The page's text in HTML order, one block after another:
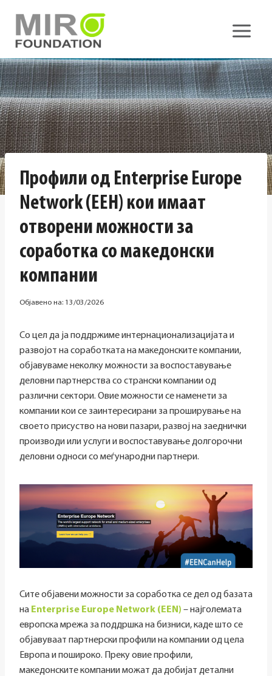
content
Профили од Enterprise Europe
Network (ЕЕН) кои имаат
отворени можности за
соработка со македонски
компании
Објавено на: 13/03/2026
Со цел да ја поддржиме интернационализацијата и
развојот на соработката на македонските компании,
објавуваме неколку можности за воспоставување
деловни партнерства со странски компании од
различни сектори. Овие можности се наменети за
компании кои се заинтересирани за проширување на
своето присуство на нови пазари, развој на заеднички
производи или услуги и воспоставување долгорочни
деловни односи со меѓународни партнери.
Сите објавени можности за соработка се дел од базата
на Enterprise Europe Network (EEN) – најголемата
европска мрежа за поддршка на бизниси, каде што се
објавуваат партнерски профили на компании од цела
Европа и пошироко. Преку овие профили,
македонските компании можат да добијат детални